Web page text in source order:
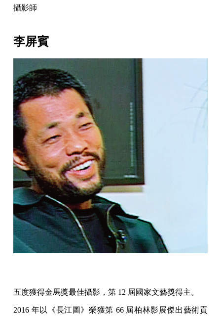
攝影師
李屏賓
五度獲得金馬獎最佳攝影，第 12 屆國家文藝獎得主。
2016 年以《長江圖》榮獲第 66 屆柏林影展傑出藝術貢